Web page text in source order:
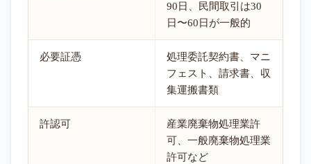
90日、民間取引は30
日〜60日が一般的
必要証憑
処理委託契約書、マニ
フェスト、請求書、収
集運搬書類
許認可
産業廃棄物処理業許
可、一般廃棄物処理業
許可など